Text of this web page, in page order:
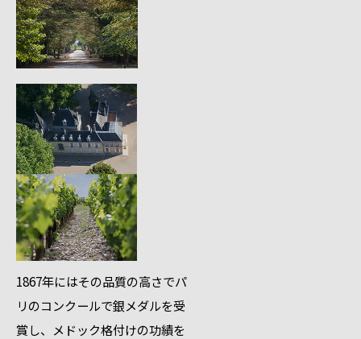
1867年にはその品質の高さでパ
リのコンクールで銀メダルを受
賞し、メドック格付けの功績を